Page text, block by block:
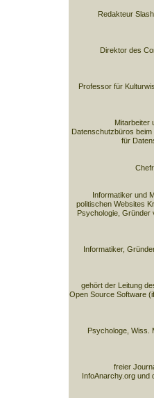
Redakteur
Direktor des
Professor für
Mitarbeiter
Datenschutzbüros
für
Informatiker und
politischen Websites
Psychologie, Gründer
Informatiker,
gehört der Leitung
Open Source Software
Psychologe, Wiss.
freier
InfoAnarchy.org und